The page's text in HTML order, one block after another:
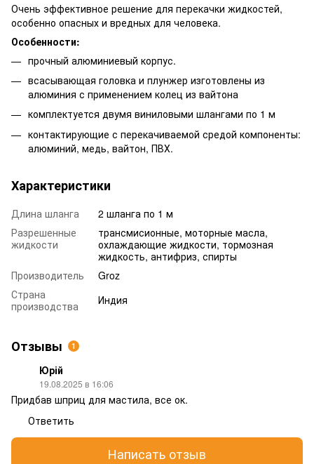
Очень эффективное решение для перекачки жидкостей,
особенно опасных и вредных для человека.
Особенности:
прочный алюминиевый корпус.
всасывающая головка и плунжер изготовлены из
алюминия с применением колец из вайтона
комплектуется двумя виниловыми шлангами по 1 м
контактирующие с перекачиваемой средой компоненты:
алюминий, медь, вайтон, ПВХ.
Характеристики
Длина шланга
2 шланга по 1 м
Разрешенные
жидкости
трансмисионные, моторные масла,
охлаждающие жидкости, тормозная
жидкость, антифриз, спирты
Производитель
Groz
Страна
производства
Индия
Отзывы 1
Юрій
19.08.2025 в 16:06
Придбав шприц для мастила, все ок.
Ответить
Написать отзыв